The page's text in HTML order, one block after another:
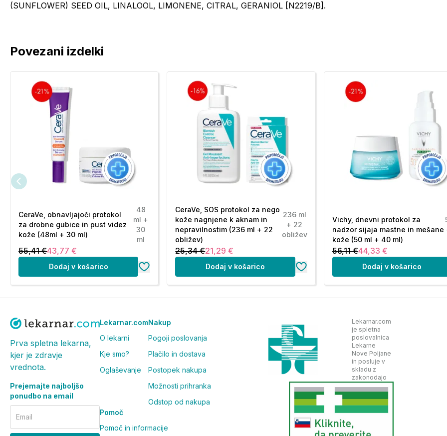
(SUNFLOWER) SEED OIL, LINALOOL, LIMONENE, CITRAL, GERANIOL [N2219/B].
Povezani izdelki
CeraVe, obnavljajoči protokol
za drobne gubice in pust videz
kože (48ml + 30 ml)
48
ml +
30
ml
55,41 €43,77 €
Dodaj v košarico
CeraVe, SOS protokol za nego
kože nagnjene k aknam in
nepravilnostim (236 ml + 22
obližev)
236 ml
+ 22
obližev
25,34 €21,29 €
Dodaj v košarico
Vichy, dnevni protokol za
nadzor sijaja mastne in mešane
kože (50 ml + 40 ml)
56,11 €44,33 €
Dodaj v košarico
Prva spletna lekarna,
kjer je zdravje
vrednota.
Prejemajte najboljšo
ponudbo na email
Email
Lekarnar.com
O lekarni
Kje smo?
Oglaševanje
Nakup
Pogoji poslovanja
Plačilo in dostava
Postopek nakupa
Možnosti prihranka
Odstop od nakupa
Pomoč
Pomoč in informacije
Lekarnar.com
je spletna
poslovalnica
Lekarne
Nove Poljane
in posluje v
skladu z
zakonodajo